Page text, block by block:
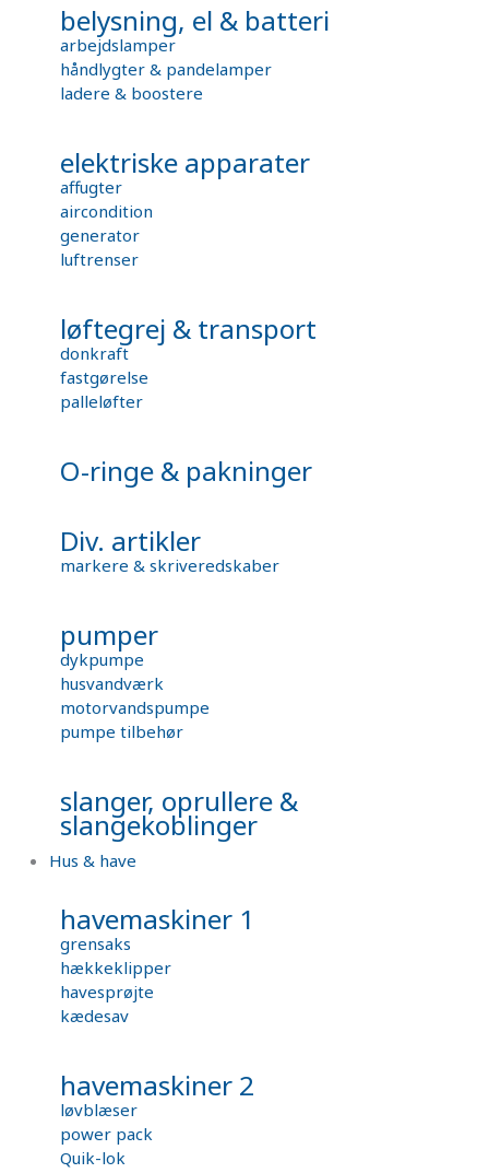
belysning, el & batteri
arbejdslamper
håndlygter & pandelamper
ladere & boostere
elektriske apparater
affugter
aircondition
generator
luftrenser
løftegrej & transport
donkraft
fastgørelse
palleløfter
O-ringe & pakninger
Div. artikler
markere & skriveredskaber
pumper
dykpumpe
husvandværk
motorvandspumpe
pumpe tilbehør
slanger, oprullere &
slangekoblinger
Hus & have
havemaskiner 1
grensaks
hækkeklipper
havesprøjte
kædesav
havemaskiner 2
løvblæser
power pack
Quik-lok